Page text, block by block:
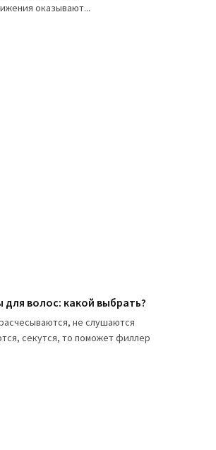
оказывают...
волос: какой выбрать?
не слушаются
секутся, то поможет филлер